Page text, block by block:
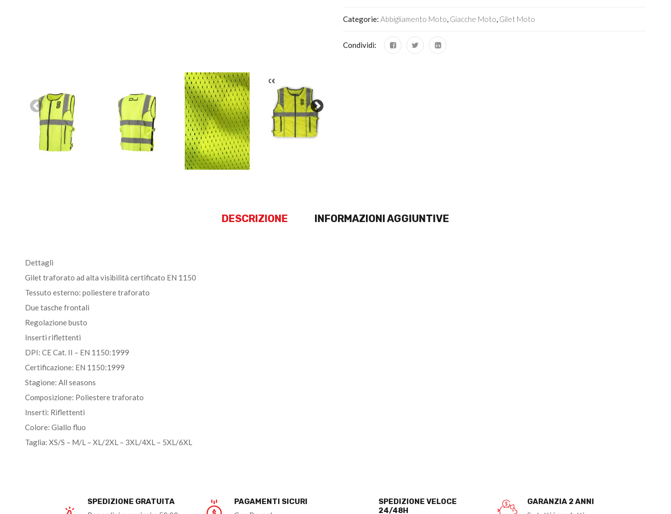
Categorie: Abbigliamento Moto Giacche Moto Gilet Moto
Condividi:
DESCRIZIONE INFORMAZIONI AGGIUNTIVE
Dettagli
Gilet traforato ad alta visibilità certificato EN 1150
Tessuto esterno: poliestere traforato
Due tasche frontali
Regolazione busto
Inserti riflettenti
DPI: CE Cat. II – EN 1150:1999
Certificazione: EN 1150:1999
Stagione: All seasons
Composizione: Poliestere traforato
Inserti: Riflettenti
Colore: Giallo fluo
Taglia: XS/S – M/L – XL/2XL – 3XL/4XL – 5XL/6XL
SPEDIZIONE GRATUITA
PAGAMENTI SICURI
SPEDIZIONE VELOCE
24/48H
GARANZIA 2 ANNI